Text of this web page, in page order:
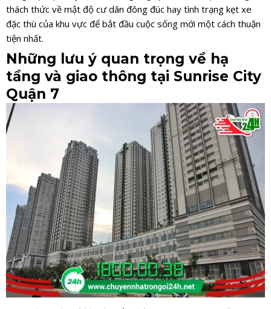
thách thức về mật độ cư dân đông đúc hay tình trạng kẹt xe
đặc thù của khu vực để bắt đầu cuộc sống mới một cách thuận
tiện nhất.
Những lưu ý quan trọng về hạ
tầng và giao thông tại Sunrise City
Quận 7